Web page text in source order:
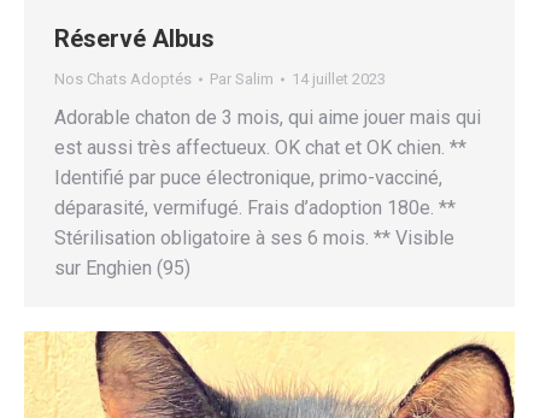
Réservé Albus
Nos Chats Adoptés Par Salim 14 juillet 2023
Adorable chaton de 3 mois, qui aime jouer mais qui
est aussi très affectueux. OK chat et OK chien. **
Identifié par puce électronique, primo-vacciné,
déparasité, vermifugé. Frais d’adoption 180e. **
Stérilisation obligatoire à ses 6 mois. ** Visible
sur Enghien (95)